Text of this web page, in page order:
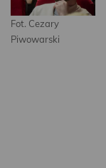
Fot. Cezary
Piwowarski